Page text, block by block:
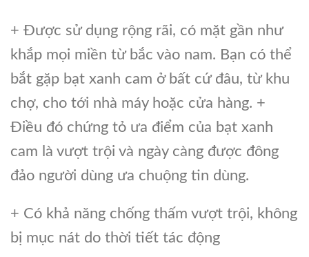
+ Được sử dụng rộng rãi, có mặt gần như
khắp mọi miền từ bắc vào nam. Bạn có thể
bắt gặp bạt xanh cam ở bất cứ đâu, từ khu
chợ, cho tới nhà máy hoặc cửa hàng. +
Điều đó chứng tỏ ưa điểm của bạt xanh
cam là vượt trội và ngày càng được đông
đảo người dùng ưa chuộng tin dùng.
+ Có khả năng chống thấm vượt trội, không
bị mục nát do thời tiết tác động